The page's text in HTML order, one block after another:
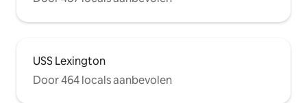
USS Lexington
Door 464 locals aanbevolen